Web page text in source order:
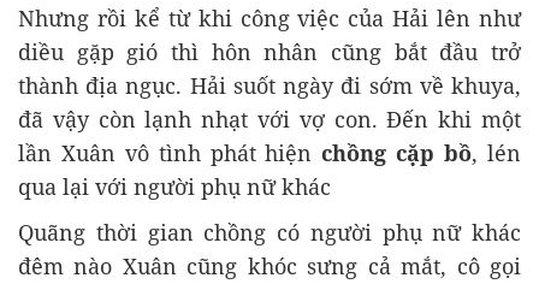
Nhưng rồi kể từ khi công việc của Hải lên như
diều gặp gió thì hôn nhân cũng bắt đầu trở
thành địa ngục. Hải suốt ngày đi sớm về khuya,
đã vậy còn lạnh nhạt với vợ con. Đến khi một
lần Xuân vô tình phát hiệnchồng cặp bồ, lén
qua lại với người phụ nữ khác
Quãng thời gian chồng có người phụ nữ khác
đêm nào Xuân cũng khóc sưng cả mắt, cô gọi